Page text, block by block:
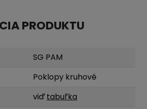
PRODUKTU
SG PAM
Poklopy kruhové
viď tabuľka